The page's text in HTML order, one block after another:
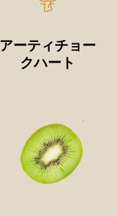
アーティチョー
クハート